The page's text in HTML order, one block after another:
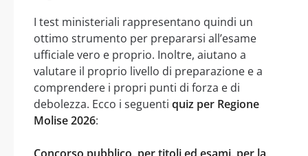
I test ministeriali rappresentano quindi un
ottimo strumento per prepararsi all’esame
ufficiale vero e proprio. Inoltre, aiutano a
valutare il proprio livello di preparazione e a
comprendere i propri punti di forza e di
debolezza. Ecco i seguenti quiz per Regione
Molise 2026: